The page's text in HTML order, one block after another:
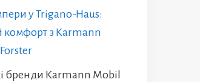
у Trigano-Haus:
комфорт з Karmann
бренди Karmann Mobil